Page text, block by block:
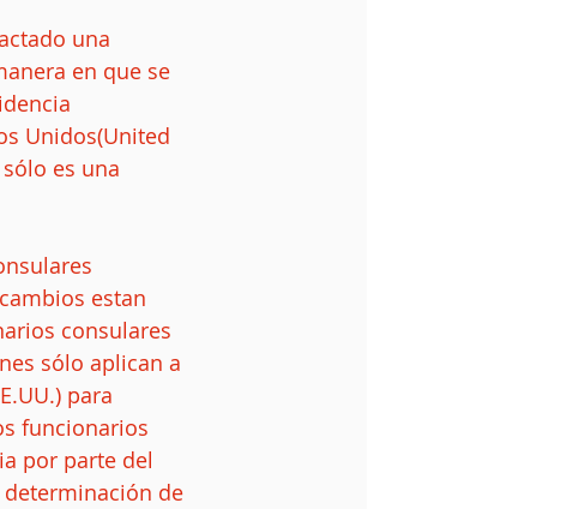
una
en que se
Unidos(United
es una
estan
consulares
sólo aplican a
para
funcionarios
por parte del
de